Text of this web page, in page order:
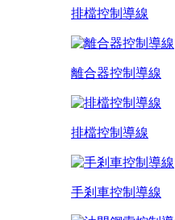
排檔控制導線
離合器控制導線
排檔控制導線
手剎車控制導線